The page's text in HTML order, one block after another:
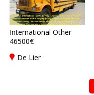
International Other
46500€
De Lier